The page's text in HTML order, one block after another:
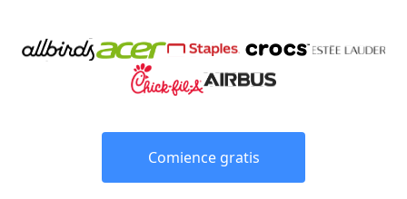
Comience gratis